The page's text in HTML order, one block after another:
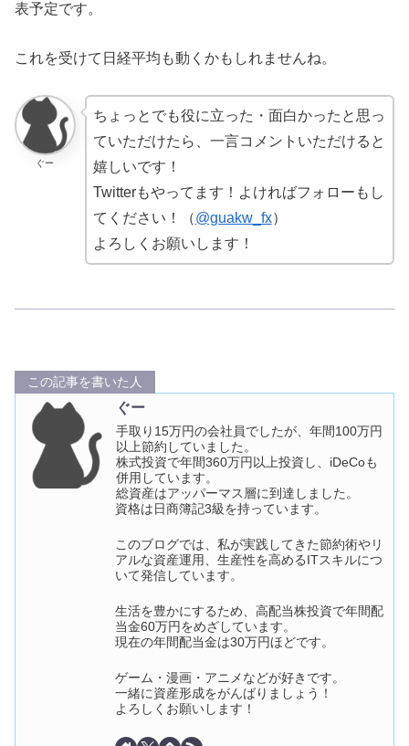
表予定です。
これを受けて日経平均も動くかもしれませんね。
ぐー
ちょっとでも役に立った・面白かったと思っ
ていただけたら、一言コメントいただけると
嬉しいです！
Twitterもやってます！よければフォローもし
てください！（@guakw_fx）
よろしくお願いします！
この記事を書いた人
ぐー
手取り15万円の会社員でしたが、年間100万円
以上節約していました。
株式投資で年間360万円以上投資し、iDeCoも
併用しています。
総資産はアッパーマス層に到達しました。
資格は日商簿記3級を持っています。
このブログでは、私が実践してきた節約術やリ
アルな資産運用、生産性を高めるITスキルにつ
いて発信しています。
生活を豊かにするため、高配当株投資で年間配
当金60万円をめざしています。
現在の年間配当金は30万円ほどです。
ゲーム・漫画・アニメなどが好きです。
一緒に資産形成をがんばりましょう！
よろしくお願いします！